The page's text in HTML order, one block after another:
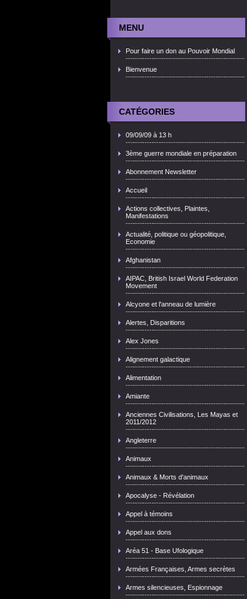
MENU
Pour faire un don au Pouvoir Mondial
Bienvenue
CATÉGORIES
09/09/09 à 13 h
3ème guerre mondiale en préparation
Abonnement Newsletter
Accueil
Actions collectives, Plaintes,
Manifestations
Actualité, politique ou géopolitique,
Economie
Afghanistan
AIPAC, British Israel World Federation
Movement
Alcyone et l'anneau de lumière
Alertes, Disparitions
Alex Jones
Alignement galactique
Alimentation
Amiante
Anciennes Civilisations, Les Mayas et
2011/2012
Angleterre
Animaux
Animaux & Morts d'animaux
Apocalyse - Révélation
Appel à témoins
Appel aux dons
Aréa 51 - Base Ufologique
Armées Françaises, Armes secrètes
Armes silencieuses, Espionnage